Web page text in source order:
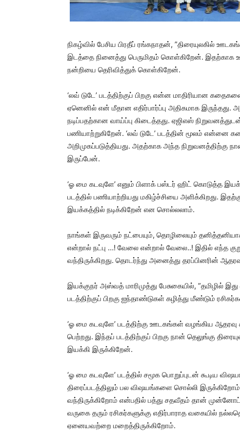
நிகழ்வில் பேசிய பிரதீப் ரங்கநாதன், ”திரையுலகில்
இடத்தை நினைத்து பெருமிதம் கொள்கிறேன். இதற்காக
நன்றியை தெரிவித்துக் கொள்கிறேன்.
‘லவ் டுடே’ படத்திற்குப் பிறகு என்ன மாதிரியான
ஏனெனில் என் மீதான எதிர்பார்ப்பு அதிகமாக இருந்தது.
நடிப்பதற்கான வாய்ப்பு கிடைத்தது. ஏஜிஎஸ்
பணியாற்றுகிறேன். ‘லவ் டுடே’ படத்தின் மூலம் என்னை
அறிமுகப்படுத்தியது. அதற்காக அந்த
இருப்பேன்.
‘ஓ மை கடவுளே’ எனும் பிளாக் பஸ்டர் ஹிட் கொடுத்த
படத்தில் பணியாற்றியது மகிழ்ச்சியை அளிக்கிறது.
இயக்கத்தில் நடிக்கிறேன் என சொல்லலாம்.
நாங்கள் இருவரும் நட்பையும், தொழிலையும்
என்றால் நட்பு …! வேலை என்றால் வேலை..! இதில் எந்த
வந்திருக்கிறது. தொடர்ந்து அனைத்து தரப்பினரின்
இயக்குநர் அஸ்வத் மாரிமுத்து பேசுகையில், ”தமிழில்
படத்திற்குப் பிறகு ஐந்தாண்டுகள் கழித்து மீண்டும்
‘ஓ மை கடவுளே’ படத்திற்கு ஊடகங்கள் வழங்கிய
பெற்றது. இந்தப் படத்திற்குப் பிறகு நான் தெலுங்கு
இயக்கி இருக்கிறேன்.
‘ஓ மை கடவுளே’ படத்தில் சமூக பொறுப்புடன் கூடிய
திரைப்படத்திலும் பல விஷயங்களை சொல்லி
வந்திருக்கிறோம் என்பதில் பத்து சதவீதம் தான்
வருகை தரும் ரசிகர்களுக்கு எதிர்பாராத வகையில்
ஏனையவற்றை மறைத்திருக்கிறோம்.